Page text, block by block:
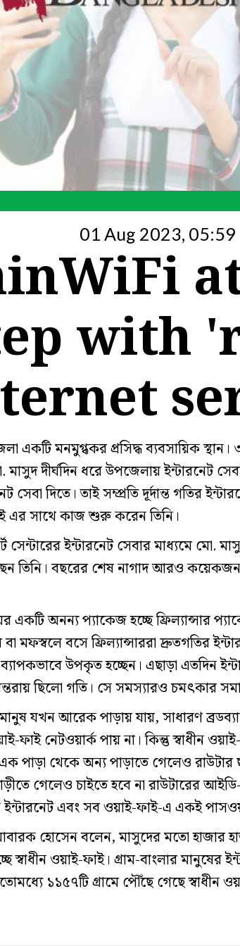
01 Aug 2023, 05:59
with
একটি মনমুগ্ধকর প্রসিদ্ধ ব্যবসায়িক স্থান।
দীর্ঘদিন ধরে উপজেলায় ইন্টারনেট
সেবা দিতে। তাই সম্প্রতি দূর্দান্ত গতির
এর সাথে কাজ শুরু করেন তিনি।
সেন্টারের ইন্টারনেট সেবার মাধ্যমে মো.
তিনি। বছরের শেষ নাগাদ আরও
একটি অনন্য প্যাকেজ হচ্ছে ফ্রিল্যান্সার
বা মফস্বলে বসে ফ্রিল্যান্সাররা দ্রুতগতির
ব্যাপকভাবে উপকৃত হচ্ছেন। এছাড়া এতদিন
ছিলো গতি। সে সমস্যারও চমৎকার
যখন আরেক পাড়ায় যায়, সাধারণ ব্রডব্যান্ড
নেটওয়ার্ক পায় না। কিন্তু স্বাধীন
পাড়া থেকে অন্য পাড়াতে গেলেও রাউটার
গেলেও চাইতে হবে না রাউটারের আইডি-
এবং সব ওয়াই-ফাই-এ একই
হোসেন বলেন, মাসুদের মতো হাজার
স্বাধীন ওয়াই-ফাই। গ্রাম-বাংলার মানুষের
১১৫৭টি গ্রামে পৌঁছে গেছে স্বাধীন